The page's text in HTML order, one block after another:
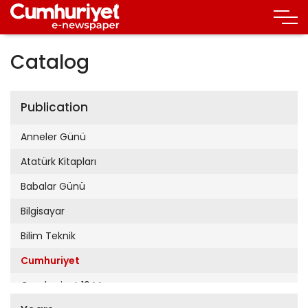
Catalog
Publication
Anneler Günü
Atatürk Kitapları
Babalar Günü
Bilgisayar
Bilim Teknik
Cumhuriyet
Cumhuriyet 19 Mayıs